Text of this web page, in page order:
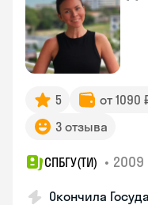
5 от 1090
3 отзыва
СПБГУ(ТИ) • 2009
Окончила